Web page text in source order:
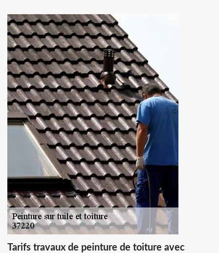
Tarifs travaux de peinture de toiture avec